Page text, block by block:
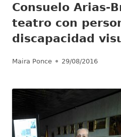
Consuelo Arias-
teatro con
discapacidad
Autor
Maira Ponce Publicado
29/08/2016